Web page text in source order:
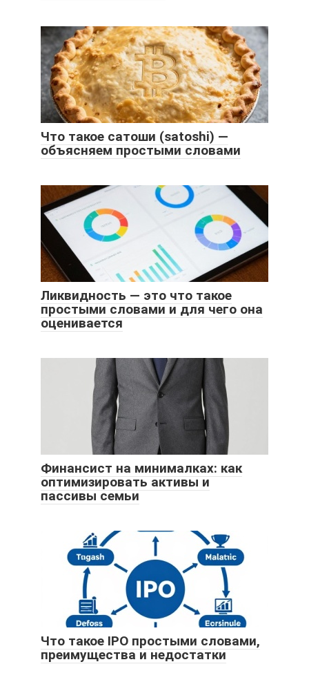
Что такое сатоши (satoshi) —
объясняем простыми словами
Ликвидность — это что такое
простыми словами и для чего она
оценивается
Финансист на минималках: как
оптимизировать активы и
пассивы семьи
Что такое IPO простыми словами,
преимущества и недостатки